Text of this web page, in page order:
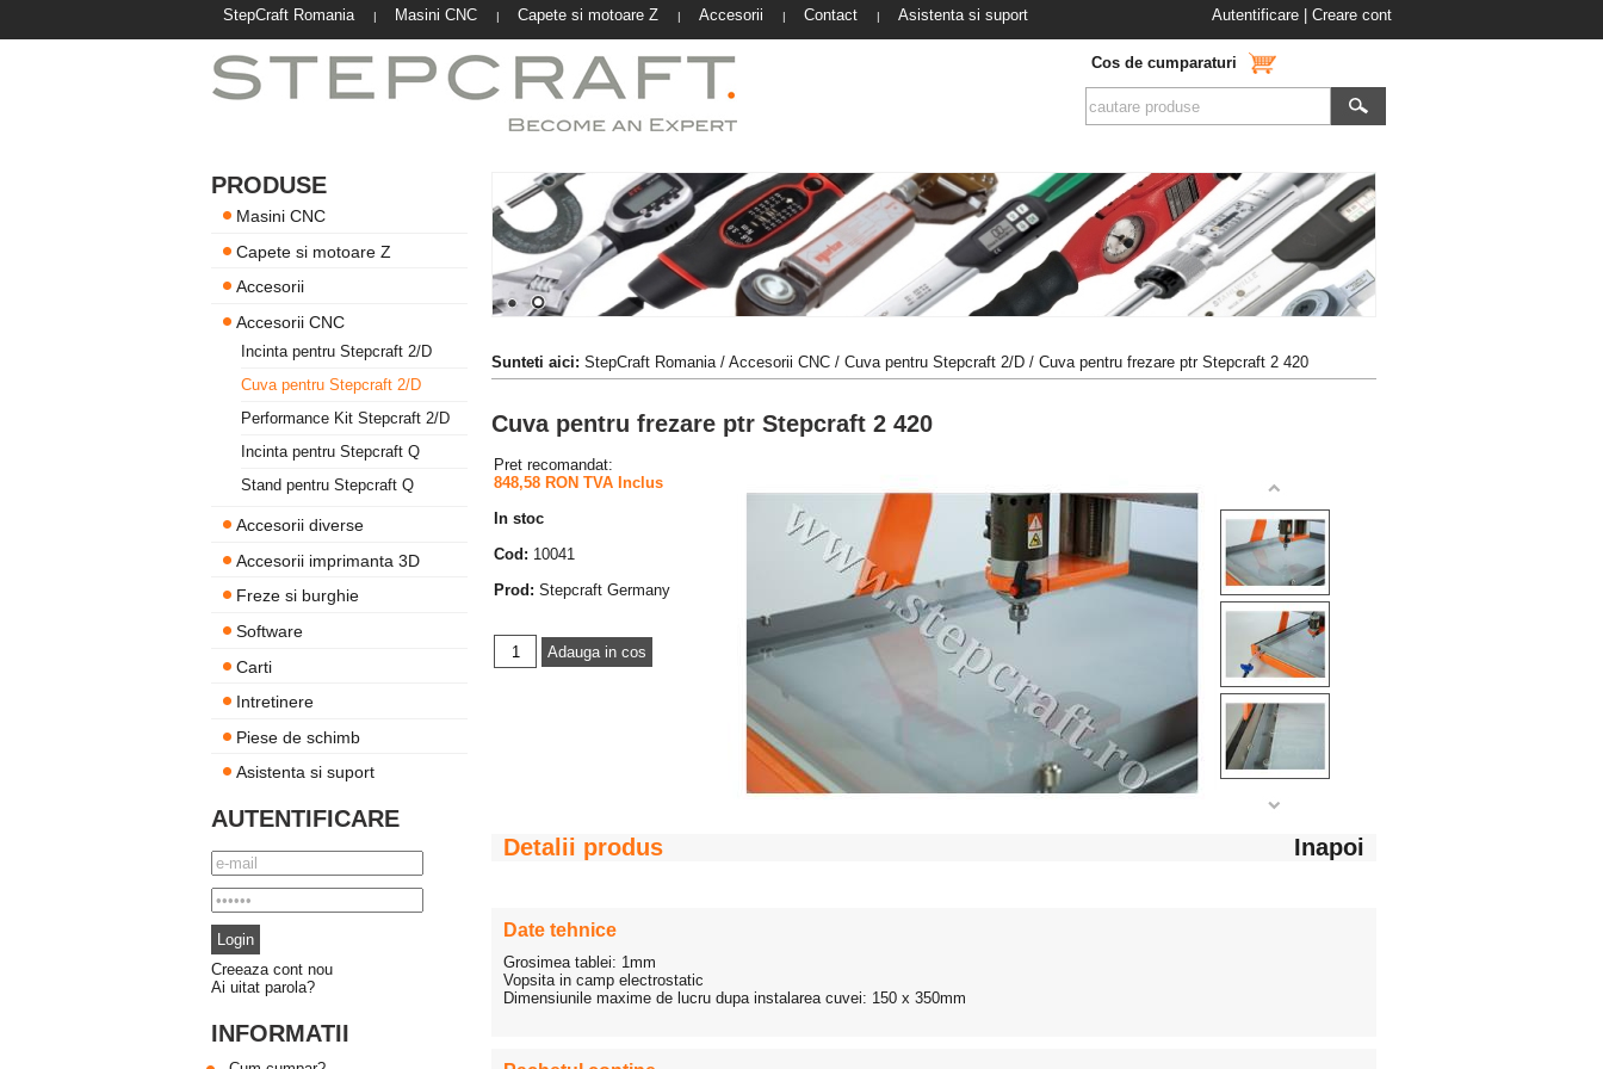
StepCraft Romania | Masini CNC | Capete si motoare Z | Accesorii | Contact | Asistenta si suport Autentificare Creare cont
Cos de cumparaturi
PRODUSE
Masini CNC
Capete si motoare Z
Accesorii
Accesorii CNC
Incinta pentru Stepcraft 2/D
Cuva pentru Stepcraft 2/D
Performance Kit Stepcraft 2/D
Incinta pentru Stepcraft Q
Stand pentru Stepcraft Q
Accesorii diverse
Accesorii imprimanta 3D
Freze si burghie
Software
Carti
Intretinere
Piese de schimb
Asistenta si suport
AUTENTIFICARE
Creeaza cont nou
Ai uitat parola?
INFORMATII
Sunteti aici: StepCraft Romania/ Accesorii CNC / Cuva pentru Stepcraft 2/D / Cuva pentru frezare ptr Stepcraft 2 420
Cuva pentru frezare ptr Stepcraft 2 420
Pret recomandat:
848,58 RON TVA Inclus
In stoc
Cod: 10041
Prod: Stepcraft Germany
Detalii produs Inapoi
Date tehnice
Grosimea tablei: 1mm
Vopsita in camp electrostatic
Dimensiunile maxime de lucru dupa instalarea cuvei: 150 x 350mm